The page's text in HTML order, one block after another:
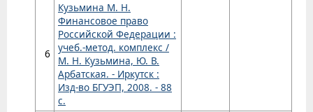
6
Кузьмина М. Н.
Финансовое право
Российской Федерации :
учеб.-метод. комплекс /
М. Н. Кузьмина, Ю. В.
Арбатская. - Иркутск :
Изд-во БГУЭП, 2008. - 88
с.